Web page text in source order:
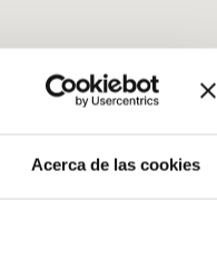
Acerca de las cookies